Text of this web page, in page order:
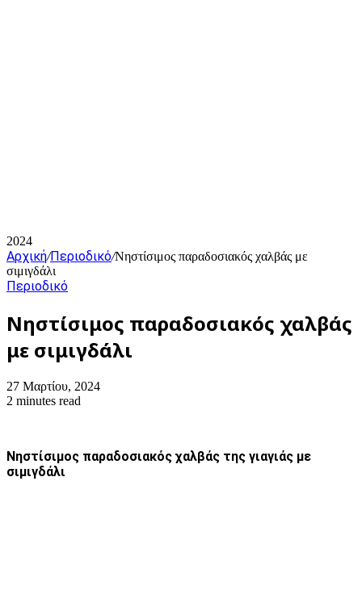
2024
Αρχική/Περιοδικό/Νηστίσιμος παραδοσιακός χαλβάς με
σιμιγδάλι
Περιοδικό
Νηστίσιμος παραδοσιακός χαλβάς
με σιμιγδάλι
27 Μαρτίου, 2024
2 minutes read
Νηστίσιμος παραδοσιακός χαλβάς της γιαγιάς με
σιμιγδάλι